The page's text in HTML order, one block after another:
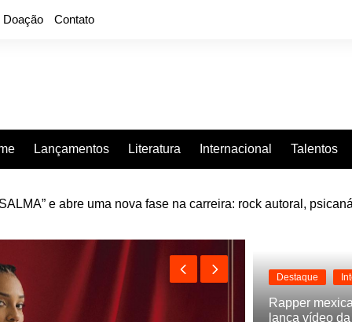
Doação Contato
Lançamentos Literatura Internacional Talentos
“Projeção”, de 2010, nas plataformas digitais
Destaque
Rapper
lança vídeo